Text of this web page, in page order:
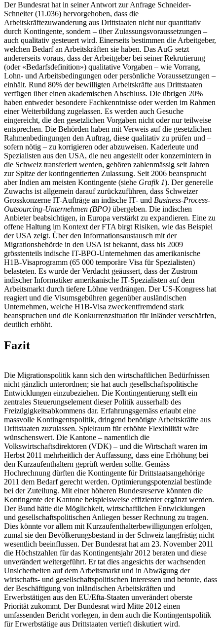
Der Bundesrat hat in seiner Antwort zur Anfrage Schneider-
Schneiter (11.036) hervorgehoben, dass die
Arbeitskräftezuwanderung aus Drittstaaten nicht nur quantitativ
durch Kontingente, sondern – über Zulassungsvoraussetzungen –
auch qualitativ gesteuert wird. Einerseits bestimmen die Arbeitgeber,
welchen Bedarf an Arbeitskräften sie haben. Das AuG setzt
andererseits voraus, dass der Arbeitgeber bei seiner Rekrutierung
(oder «Bedarfsdefinition») qualitative Vorgaben – wie Vorrang,
Lohn- und Arbeitsbedingungen oder persönliche Voraussetzungen –
einhält. Rund 80% der bewilligten Arbeitskräfte aus Drittstaaten
verfügen über einen akademischen Abschluss. Die übrigen 20%
haben entweder besondere Fachkenntnisse oder werden im Rahmen
einer Weiterbildung zugelassen. Es werden auch Gesuche
eingereicht, die den gesetzlichen Vorgaben nicht oder nur teilweise
entsprechen. Die Behörden haben mit Verweis auf die gesetzlichen
Rahmenbedingungen den Auftrag, diese qualitativ zu prüfen und –
sofern nötig – zu korrigieren oder abzuweisen. Kaderleute und
Spezialisten aus den USA, die neu angestellt oder konzernintern in
die Schweiz transferiert werden, gehören zahlenmässig seit Jahren
zur Spitze der kontingentierten Zulassung. Seit 2006 beansprucht
aber Indien am meisten Kontingente (siehe Grafik 1). Der generelle
Zuwachs ist allgemein darauf zurückzuführen, dass Schweizer
Grosskonzerne IT-Aufträge an indische IT- und Business-Process-
Outsourcing-Unternehmen (BPO) übergeben. Die indischen
Anbieter beabsichtigen, in Europa verstärkt zu expandieren. Eine zu
offene Haltung im Kontext der FTA birgt Risiken, wie das Beispiel
der USA zeigt. Über den Informationsaustausch mit der
Migrationsbehörde in den USA ist bekannt, dass bis 2009
grösstenteils indische IT-BPO-Unternehmen das amerikanische
H1B-Visaprogramm (65 000 temporäre Visa für Spezialisten)
belasteten. Es wurde der Verdacht geäussert, dass der Zustrom
indischer Informatiker amerikanische IT-Spezialisten auf dem
Arbeitsmarkt durch tiefere Löhne verdrängen. Der US-Kongress hat
reagiert und die Visumsgebühren gegenüber ausländischen
Unternehmen, welche H1B-Visa zweckentfremdend stark
beanspruchen und die Konkurrenzsituation für Inländer verschärfen,
deutlich erhöht.
Fazit
Die Migrationspolitik kann sich den wirtschaftlichen Bedürfnissen
nicht gänzlich unterordnen; sie hat auch gesellschaftspolitische
Entwicklungen einzubeziehen. Die Kontingentierung stellt ein
zentrales Steuerungselement dieser Politik ausserhalb des
Freizügigkeitsabkommens dar. Erfahrungsgemäss erlaubt eine
massvolle Kontingentspolitik, dringend benötigte Arbeitskräfte aus
Drittstaaten zuzulassen. Spielraum für erhöhte Flexibilität wäre
wünschenswert. Die Kantone – namentlich die
Volkswirtschaftsdirektoren (VDK) – und die Wirtschaft waren im
Herbst 2011 mehrheitlich der Auffassung, dass eine Erhöhung bei
den Kurzaufenthaltern geprüft werden sollte. Gemäss
Hochrechnung dürften die Kontingente für Drittstaatsangehörige
2011 dem Bedarf gerecht werden. Optimierungspotenzial bestünde
bei der Zuteilung. Mit einer höheren Bundesreserve könnten die
Kontingente der Kantone beispielsweise effizienter ergänzt werden.
Der Bund hätte die Möglichkeit, wirtschaftlichen Entwicklungen
und gesellschaftspolitischen Anliegen besser Rechnung zu tragen.
Dies könnte vor allem mit Kurzaufenthalterbewilligungen erfolgen,
zumal sie den Bevölkerungsbestand in der Schweiz langfristig nicht
wesentlich beeinflussen. Der Bundesrat hat am 23. November 2011
die Höchstzahlen für das Kontingentsjahr 2012 beraten und diese
unverändert weitergeführt. Er tat dies angesichts der wachsenden
Unsicherheiten auf dem Arbeitsmarkt und in Abwägung der
wirtschafts- und gesellschaftspolitischen Interessen und betonte, dass
der Beschäftigung von inländischen Arbeitskräften und
Erwerbstätigen aus den EU/Efta-Staaten unverändert oberste
Priorität zukommt. Der Bundesrat wird Mitte 2012 einen
umfassenden Bericht vorlegen, in dem auch die Kontingentspolitik
für Erwerbstätige aus Drittstaaten vertieft diskutiert wird.